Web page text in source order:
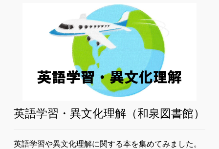
英語学習・異文化理解（和泉図書館）
英語学習や異文化理解に関する本を集めてみました。